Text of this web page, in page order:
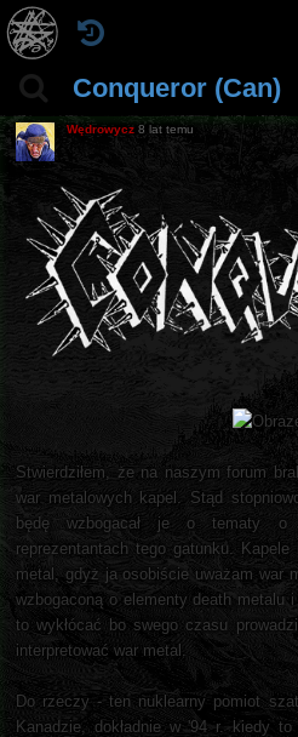
Conqueror (Can)
Wędrowycz 8 lat temu
Stwierdziłem, że na naszym forum
war metalowych kapel. Stąd
będę wzbogacał je o tematy o
reprezentantach tego gatunku.
metal, gdyż ja osobiście uważam war
wzbogaconą o elementy death metalu
to wykłócać bo swego czasu
interpretować war metal.
Do rzeczy - ten nuklearny pomiot
Kanadzie, dokładnie w '94 r. kiedy